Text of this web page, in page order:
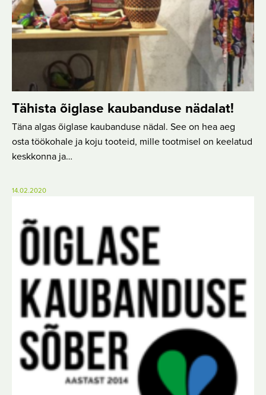
Tähista õiglase kaubanduse nädalat!
Täna algas õiglase kaubanduse nädal. See on hea aeg
osta töökohale ja koju tooteid, mille tootmisel on keelatud
keskkonna ja…
14.02.2020